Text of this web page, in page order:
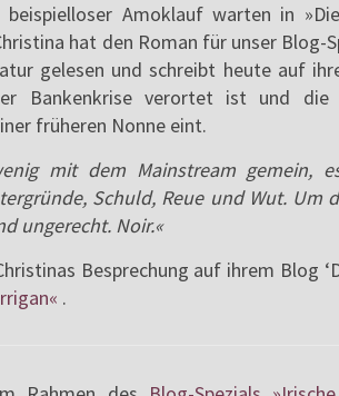
Amoklauf warten in
hat den Roman für unser Blog-
gelesen und schreibt heute auf
Bankenkrise verortet ist und die
früheren Nonne eint.
mit dem Mainstream gemein,
Schuld, Reue und Wut. Um
ungerecht. Noir.«
Besprechung auf ihrem Blog
.